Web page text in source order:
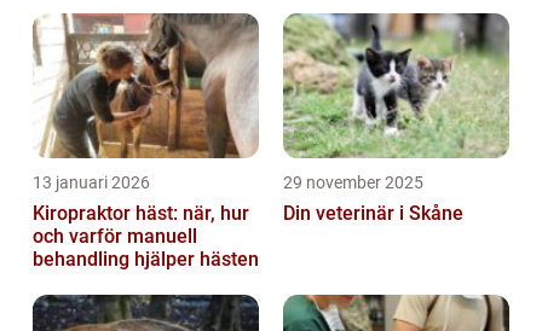
förvånande att lejonnamn har blivit po...
13 januari 2026
Kiropraktor häst: när, hur
och varför manuell
behandling hjälper hästen
29 november 2025
Din veterinär i Skåne